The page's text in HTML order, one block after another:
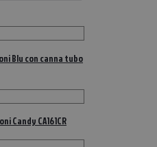
Blu con canna tubo
Candy CA161CR